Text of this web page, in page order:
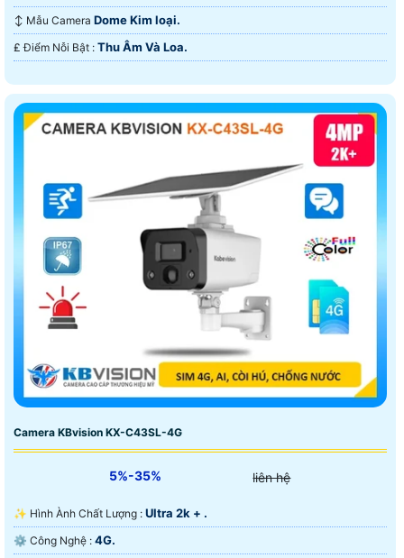
↕️ Mẫu Camera Dome Kim loại.
️₤ Điểm Nỗi Bật : Thu Âm Và Loa.
Camera KBvision KX-C43SL-4G
5%-35% liên hệ
✨ Hình Ành Chất Lượng : Ultra 2k + .
⚙ Công Nghệ : 4G.